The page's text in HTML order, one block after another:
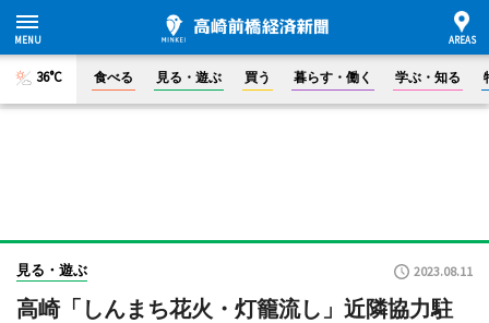
36°C 食べる 見る・遊ぶ 買う 暮らす・働く 学ぶ・知る
見る・遊ぶ 2023.08.11
高崎「しんまち花火・灯籠流し」近隣協力駐